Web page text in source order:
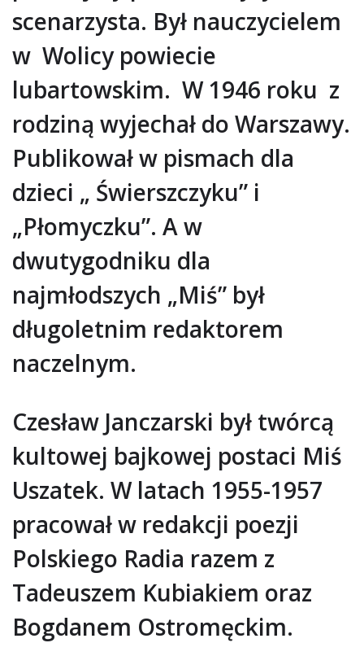
scenarzysta. Był nauczycielem
w Wolicy powiecie
lubartowskim. W 1946 roku z
rodziną wyjechał do Warszawy.
Publikował w pismach dla
dzieci „ Świerszczyku” i
„Płomyczku”. A w
dwutygodniku dla
najmłodszych „Miś” był
długoletnim redaktorem
naczelnym.
Czesław Janczarski był twórcą
kultowej bajkowej postaci Miś
Uszatek. W latach 1955-1957
pracował w redakcji poezji
Polskiego Radia razem z
Tadeuszem Kubiakiem oraz
Bogdanem Ostromęckim.